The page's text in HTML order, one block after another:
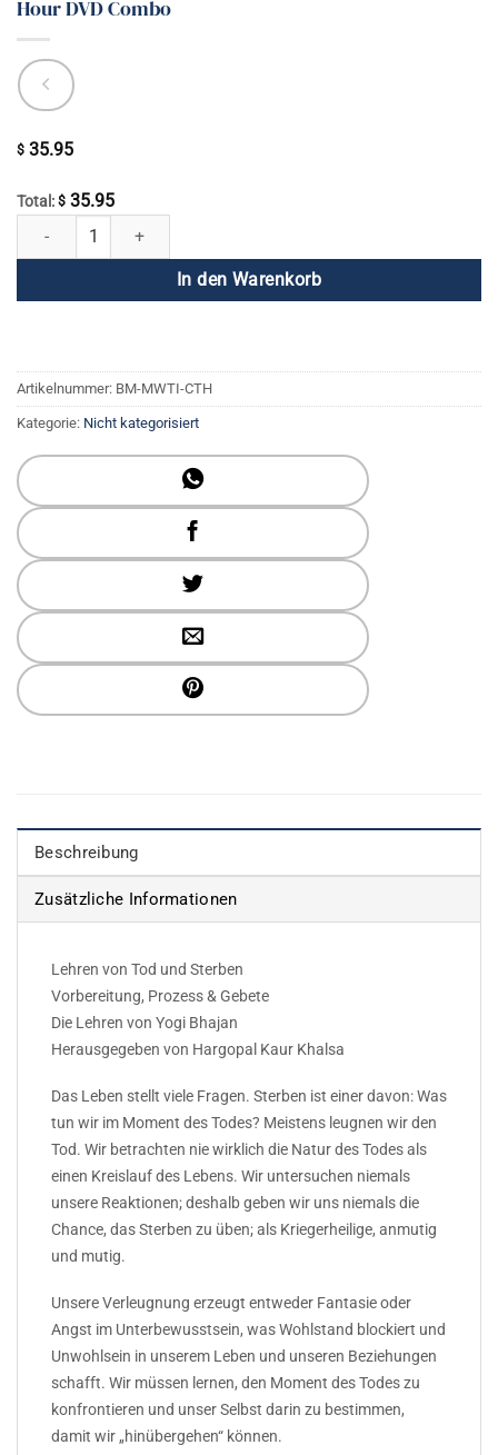
Hour DVD Combo
$ 35.95
Total: $ 35.95
Merging with the Infinite book und Crossing the Hour DVD Combo
In den Warenkorb
Artikelnummer: BM-MWTI-CTH
Kategorie: Nicht kategorisiert
Beschreibung
Zusätzliche Informationen
Lehren von Tod und Sterben
Vorbereitung, Prozess & Gebete
Die Lehren von Yogi Bhajan
Herausgegeben von Hargopal Kaur Khalsa
Das Leben stellt viele Fragen. Sterben ist einer davon: Was
tun wir im Moment des Todes? Meistens leugnen wir den
Tod. Wir betrachten nie wirklich die Natur des Todes als
einen Kreislauf des Lebens. Wir untersuchen niemals
unsere Reaktionen; deshalb geben wir uns niemals die
Chance, das Sterben zu üben; als Kriegerheilige, anmutig
und mutig.
Unsere Verleugnung erzeugt entweder Fantasie oder
Angst im Unterbewusstsein, was Wohlstand blockiert und
Unwohlsein in unserem Leben und unseren Beziehungen
schafft. Wir müssen lernen, den Moment des Todes zu
konfrontieren und unser Selbst darin zu bestimmen,
damit wir „hinübergehen“ können.